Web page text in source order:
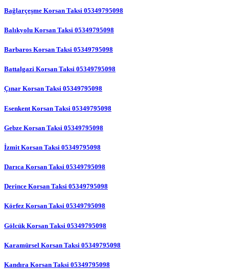
Bağlarçeşme Korsan Taksi 05349795098
Balıkyolu Korsan Taksi 05349795098
Barbaros Korsan Taksi 05349795098
Battalgazi Korsan Taksi 05349795098
Çınar Korsan Taksi 05349795098
Esenkent Korsan Taksi 05349795098
Gebze Korsan Taksi 05349795098
İzmit Korsan Taksi 05349795098
Darıca Korsan Taksi 05349795098
Derince Korsan Taksi 05349795098
Körfez Korsan Taksi 05349795098
Gölcük Korsan Taksi 05349795098
Karamürsel Korsan Taksi 05349795098
Kandıra Korsan Taksi 05349795098